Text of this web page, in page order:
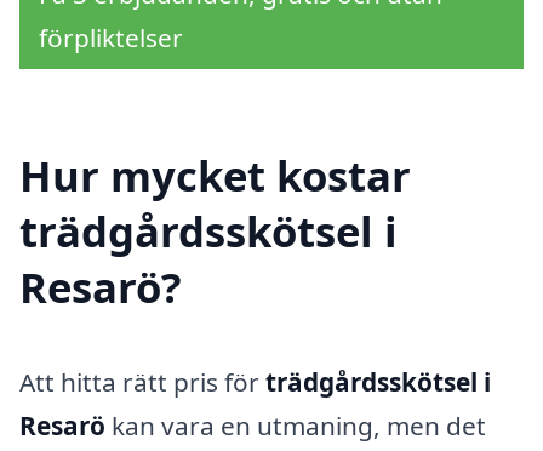
förpliktelser
Hur mycket kostar
trädgårdsskötsel i
Resarö?
Att hitta rätt pris förträdgårdsskötsel i
Resarö kan vara en utmaning, men det